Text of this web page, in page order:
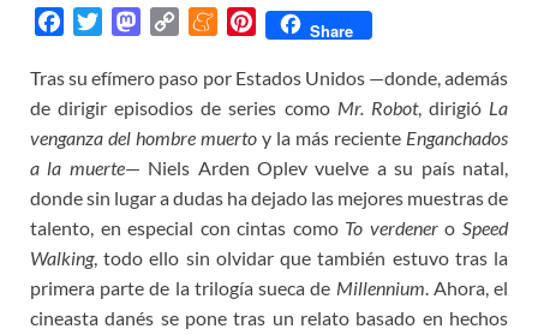
c
e
b
o
o
k
i
t
t
e
r
M
s
t
o
d
o
n
p
y
L
i
n
k
M
n
e
a
m
e
P
n
t
e
r
e
s
t
Share
Tras su efímero paso por Estados Unidos —donde, además
de dirigir episodios de series como Mr. Robot, dirigió La
venganza del hombre muerto y la más reciente Enganchados
a la muerte— Niels Arden Oplev vuelve a su país natal,
donde sin lugar a dudas ha dejado las mejores muestras de
talento, en especial con cintas como To verdeneroSpeed
Walking, todo ello sin olvidar que también estuvo tras la
primera parte de la trilogía sueca de Millennium. Ahora, el
cineasta danés se pone tras un relato basado en hechos